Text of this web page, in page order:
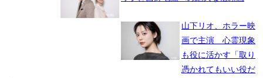
山下リオ、ホラー映
画で主演 心霊現象
も役に活かす「取り
憑かれてもいい役だ